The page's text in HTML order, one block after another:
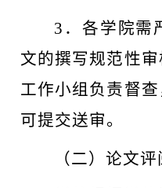
3．各学院需
文的撰写规范性审
工作小组负责督
可提交送审。
（二）论文